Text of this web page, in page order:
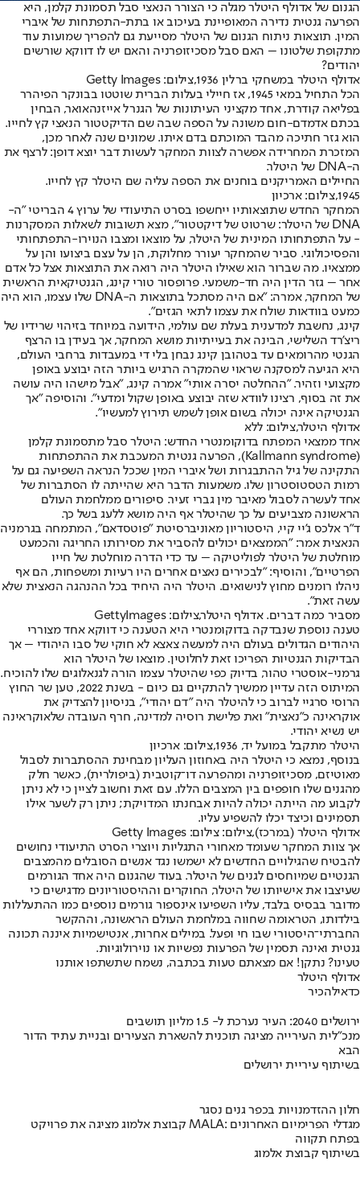
הגנום של אדולף היטלר מגלה כי הצורר הנאצי סבל תסמונת קלמן, היא
הפרעה גנטית נדירה המאופיינת בעיכוב או בתת-התפתחות של איברי
המין. תוצאות ניתוח הגנום של היטלר מסייעת גם להפריך שמועות עוד
מתקופת שלטונו – האם סבל מסכיזופרניה והאם יש לו דווקא שורשים
יהודים?
אדולף היטלר במשחקי ברלין 1936,צילום: Getty Images
הכל התחיל במאי 1945, אז חיילי בעלות הברית שוטטו בבונקר הפיהרר
בפליאה קודרת, אחד מקציני העיתונות של הגנרל אייזנהאואר, הבחין
בכתם אדמדם-חום משונה על הספה שבה שם הדיקטטור הנאצי קץ לחייו.
הוא גזר חתיכה מהבד המוכתם בדם איתו. שמונים שנה לאחר מכן,
המזכרת המחרידה אפשרה לצוות המחקר לעשות דבר יוצא דופן: לרצף את
ה-DNA של היטלר.
החיילים האמריקנים בוחנים את הספה עליה שם היטלר קץ לחייו.
1945,צילום: ארכיון
המחקר החדש שתוצאותיו ייחשפו בסרט התיעודי של ערוץ 4 הבריטי "ה-
DNA של היטלר: שרטוט של דיקטטור", מצא תשובות לשאלות המסקרנות
- על התפתחותו המינית של היטלר, על מוצאו ומצבו הנוירו-התפתחותי
והפסיכולוגי. סביר שהמחקר יעורר מחלוקת, הן על עצם ביצועו והן על
ממצאיו. מה שברור הוא שאילו היטלר היה רואה את התוצאות אצל כל אדם
אחר – גזר הדין היה חד-משמעי. פרופסור טורי קינג, הגנטיקאית הראשית
של המחקר, אמרה: "אם היה מסתכל בתוצאות ה-DNA שלו עצמו, הוא היה
כמעט בוודאות שולח את עצמו לתאי הגזים".
קינג, נחשבת למדענית בעלת שם עולמי, הידועה במיוחד בזיהוי שרידיו של
ריצ'רד השלישי, הבינה את בעייתיות מושא המחקר, אך בעידן בו הרצף
הגנטי מהרומאים עד בטהובן קינג נבחן בלי די במעבדות ברחבי העולם,
היא הגיעה למסקנה שראוי שהמקרה הרגיש ביותר הזה יבוצע באופן
מקצועי וזהיר. "ההחלטה יסרה אותי" אמרה קינג, "אבל מישהו היה עושה
את זה בסוף, רצינו לוודא שזה יבוצע באופן שקול ומדעי". והוסיפה "אך
הגנטיקה אינה יכולה בשום אופן לשמש תירוץ למעשיו".
אדולף היטלר,צילום: ללא
אחד ממצאי המפתח בדוקומנטרי החדש: היטלר סבל מתסמונת קלמן
(Kallmann syndrome), הפרעה גנטית המעכבת את ההתפתחות
התקינה של גיל ההתבגרות ושל איברי המין שככל הנראה השפיעה גם על
רמות הטסטוסטרון שלו. משמעות הדבר היא שהייתה לו הסתברות של
אחד לעשרה לסבול מאיבר מין גברי זעיר. סיפורים ממלחמת העולם
הראשונה מצביעים על כך שהיטלר אף היה מושא ללעג בשל כך.
ד"ר אלכס ג'יי קיי, היסטוריון מאוניברסיטת "פוטסדאם", המתמחה בגרמניה
הנאצית אמר: "הממצאים יכולים להסביר את מסירותו החריגה והכמעט
מוחלטת של היטלר לפוליטיקה – עד כדי הדרה מוחלטת של חייו
הפרטיים", והוסיף: "לבכירים נאצים אחרים היו רעיות ומשפחות, הם אף
ניהלו רומנים מחוץ לנישואים. היטלר היה היחיד בכל ההנהגה הנאצית שלא
עשה זאת".
מסביר כמה דברים. אדולף היטלר,צילום: GettyImages
טענה נוספת שנבדקה בדוקומנטרי היא הטענה כי דווקא אחד מצוררי
היהודים הגדולים בעולם היה למעשה צאצא לא חוקי של סבו היהודי – אך
הבדיקות הגנטיות הפריכו זאת לחלוטין. מוצאו של היטלר הוא
גרמני-אוסטרי טהור, בדיוק כפי שהיטלר עצמו הורה לגנאלוגים שלו להוכיח.
המיתוס הזה עדיין ממשיך להתקיים גם כיום - בשנת 2022, טען שר החוץ
הרוסי סרגיי לברוב כי להיטלר היה "דם יהודי", בניסיון להצדיק את
אוקראינה כ"נאצית" ואת פלישת רוסיה למדינה, חרף העובדה שלאוקראינה
יש נשיא יהודי.
היטלר מתקבל במועל יד, 1936,צילום: ארכיון
בנוסף, נמצא כי היטלר היה באחוזון העליון מבחינת ההסתברות לסבול
מאוטיזם, מסכיזופרניה ומהפרעה דו־קוטבית (ביפולרית), כאשר חלק
מהגנים שלו חופפים בין המצבים הללו. עם זאת וחשוב לציין כי לא ניתן
לקבוע מה הייתה יכולה להיות אבחנתו המדויקת; ניתן רק לשער אילו
תסמינים וכיצד יכלו להשפיע עליו.
אדולף היטלר (במרכז),צילום: צילום: Getty Images
אך צוות המחקר שעומד מאחורי התגליות ויוצרי הסרט התיעודי נחושים
להבטיח שהגילויים החדשים לא ישמשו נגד אנשים הסובלים מהמצבים
הגנטיים שמיוחסים לגנים של היטלר. בעוד שהגנום היה אחד הגורמים
שעיצבו את אישיותו של היטלר, החוקרים וההיסטוריונים מדגישים כי
מדובר בבסיס בלבד, עליו השפיעו אינספור גורמים נוספים כמו ההתעללות
בילדותו, הטראומה שחווה במלחמת העולם הראשונה, וההקשר
החברתי־היסטורי שבו חי ופעל. במילים אחרות, אנטישמיות איננה תכונה
גנטית ואינה תסמין של הפרעות נפשיות או נוירולוגיות.
טעינו? נתקן! אם מצאתם טעות בכתבה, נשמח שתשתפו אותנו
אדולף היטלר
כדאילהכיר
ירושלים 2040: העיר נערכת ל- 1.5 מליון תושבים
מנכ"לית העירייה מציגה תוכנית להשארת הצעירים ובניית עתיד הדור
הבא
בשיתוף עיריית ירושלים
חלון ההזדמנויות בכפר גנים נסגר
קבוצת אלמוג מציגה את פרויקט MALA: מגדלי הפרימיום האחרונים
בפתח תקווה
בשיתוף קבוצת אלמוג